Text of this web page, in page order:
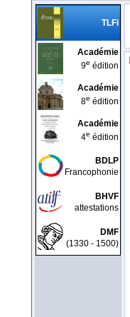
TLFi
Académie
9e édition
Académie
8e édition
Académie
4e édition
BDLP
Francophonie
BHVF
attestations
DMF
(1330 - 1500)